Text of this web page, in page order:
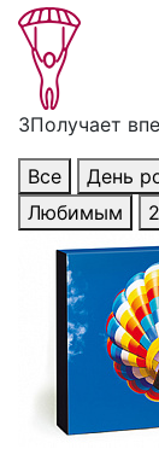
3Получает
Все День
Любимым